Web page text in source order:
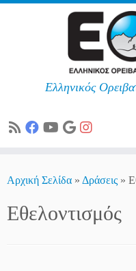
Ελληνικός
Αρχική Σελίδα » Δράσεις »
Εθελοντισμός